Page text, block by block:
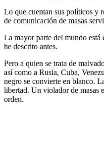
Lo que cuentan sus políticos y
de comunicación de masas
La mayor parte del mundo está
he descrito antes.
Pero a quien se trata de
así como a Rusia, Cuba,
negro se convierte en blanco.
libertad. Un violador de masas
orden.